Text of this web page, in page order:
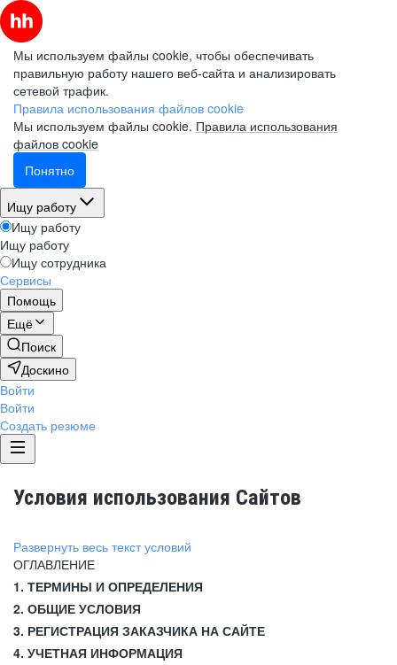
Мы используем файлы cookie, чтобы обеспечивать
правильную работу нашего веб-сайта и анализировать
сетевой трафик.
Правила использования файлов cookie
Мы используем файлы cookie. Правила использования
файлов cookie
Понятно
Ищу работу
Ищу работу
Ищу работу
Ищу сотрудника
Сервисы
Помощь
Ещё
Поиск
Доскино
Войти
Войти
Создать резюме
Условия использования Сайтов
Развернуть весь текст условий
ОГЛАВЛЕНИЕ
1. ТЕРМИНЫ И ОПРЕДЕЛЕНИЯ
2. ОБЩИЕ УСЛОВИЯ
3. РЕГИСТРАЦИЯ ЗАКАЗЧИКА НА САЙТЕ
4. УЧЕТНАЯ ИНФОРМАЦИЯ